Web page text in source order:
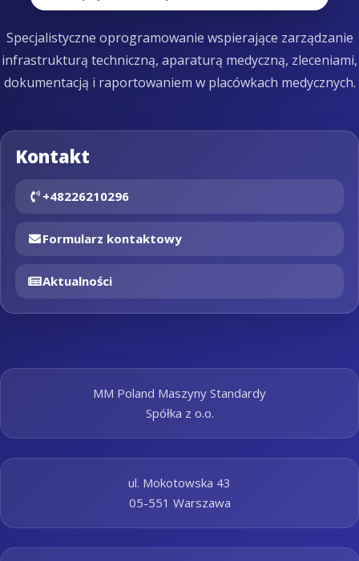
Specjalistyczne oprogramowanie wspierające zarządzanie
infrastrukturą techniczną, aparaturą medyczną, zleceniami,
dokumentacją i raportowaniem w placówkach medycznych.
Kontakt
+48226210296
Formularz kontaktowy
Aktualności
MM Poland Maszyny Standardy
Spółka z o.o.
ul. Mokotowska 43
05-551 Warszawa